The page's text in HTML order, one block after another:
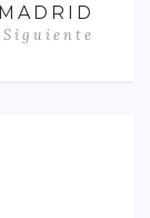
Siguiente